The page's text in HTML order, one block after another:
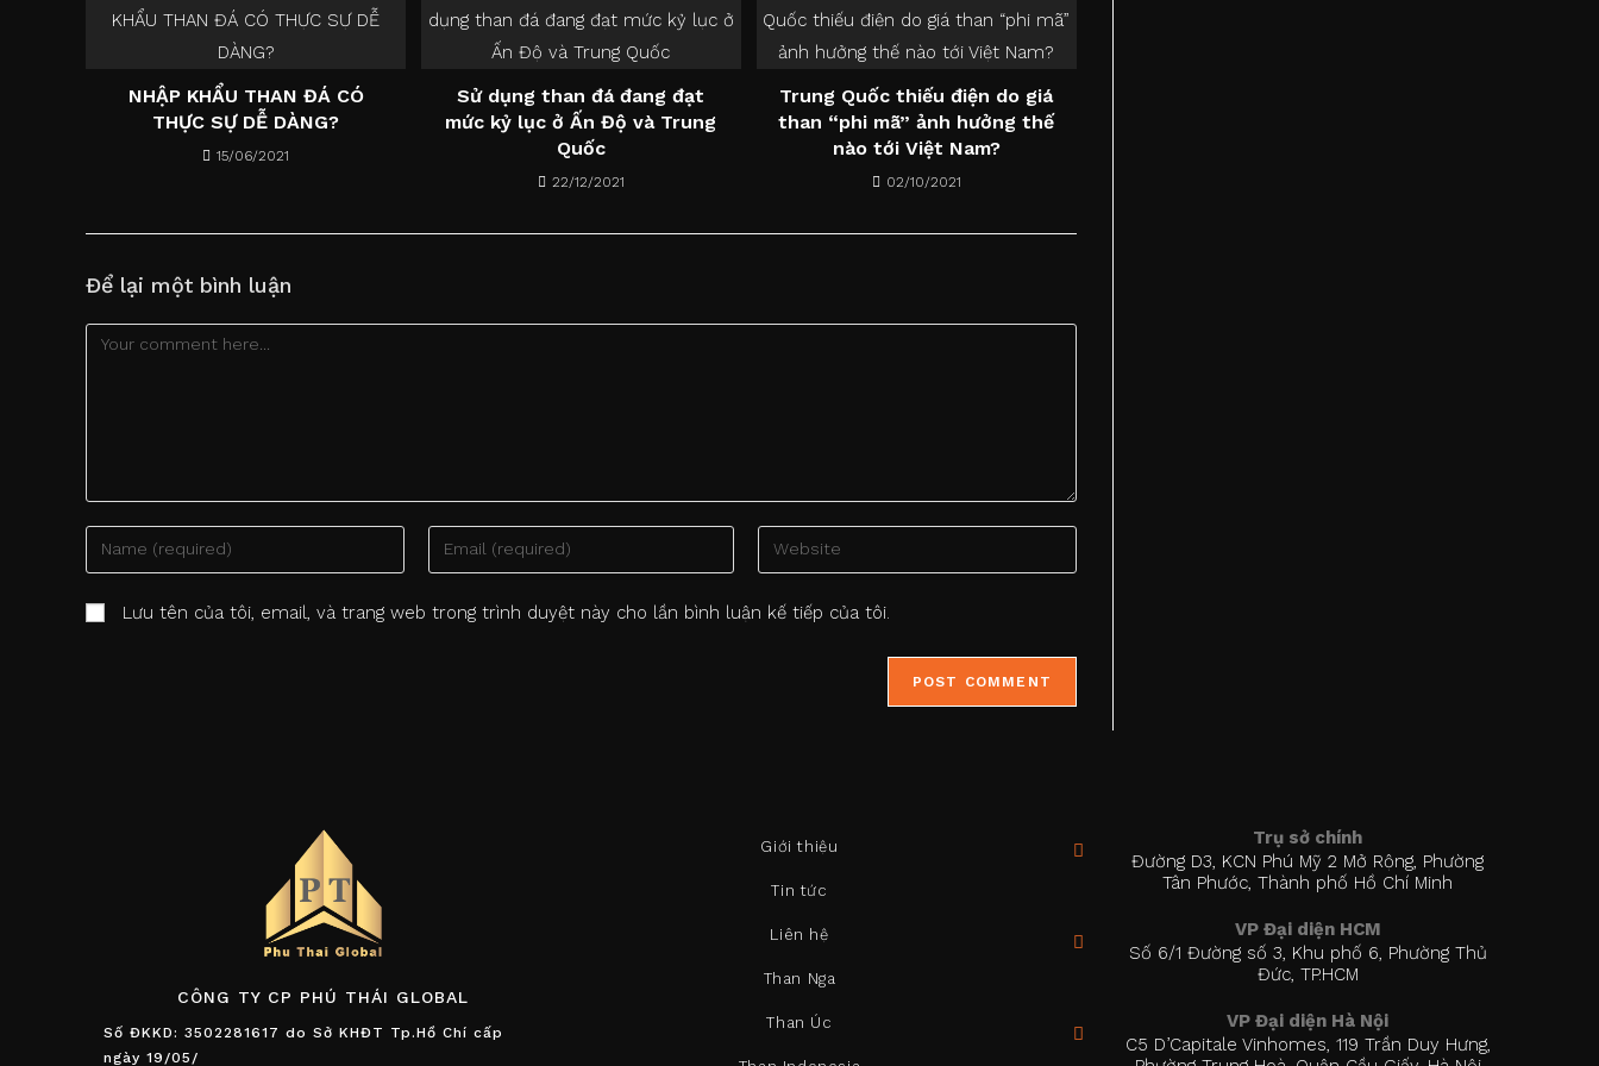
NHẬP KHẨU THAN ĐÁ CÓ
THỰC SỰ DỄ DÀNG?
15/06/2021
Sử dụng than đá đang đạt
mức kỷ lục ở Ấn Độ và Trung
Quốc
22/12/2021
Trung Quốc thiếu điện do giá
than “phi mã” ảnh hưởng thế
nào tới Việt Nam?
02/10/2021
Để lại một bình luận
Comment
your
or
your
address
your
Lưu tên của tôi, email, và trang web trong trình duyệt này cho lần bình luận kế tiếp của tôi.
CÔNG TY CP PHÚ THÁI GLOBAL
Số ĐKKD: 3502281617 do Sở KHĐT Tp.Hồ Chí cấp
ngày 19/05/
Giới thiệu
Tin tức
Liên hệ
Than Nga
Than Úc
Trụ sở chính
Đường D3, KCN Phú Mỹ 2 Mở Rộng, Phường
Tân Phước, Thành phố Hồ Chí Minh
VP Đại diện HCM
Số 6/1 Đường số 3, Khu phố 6, Phường Thủ
Đức, TP.HCM
VP Đại diện Hà Nội
C5 D’Capitale Vinhomes, 119 Trần Duy Hưng,